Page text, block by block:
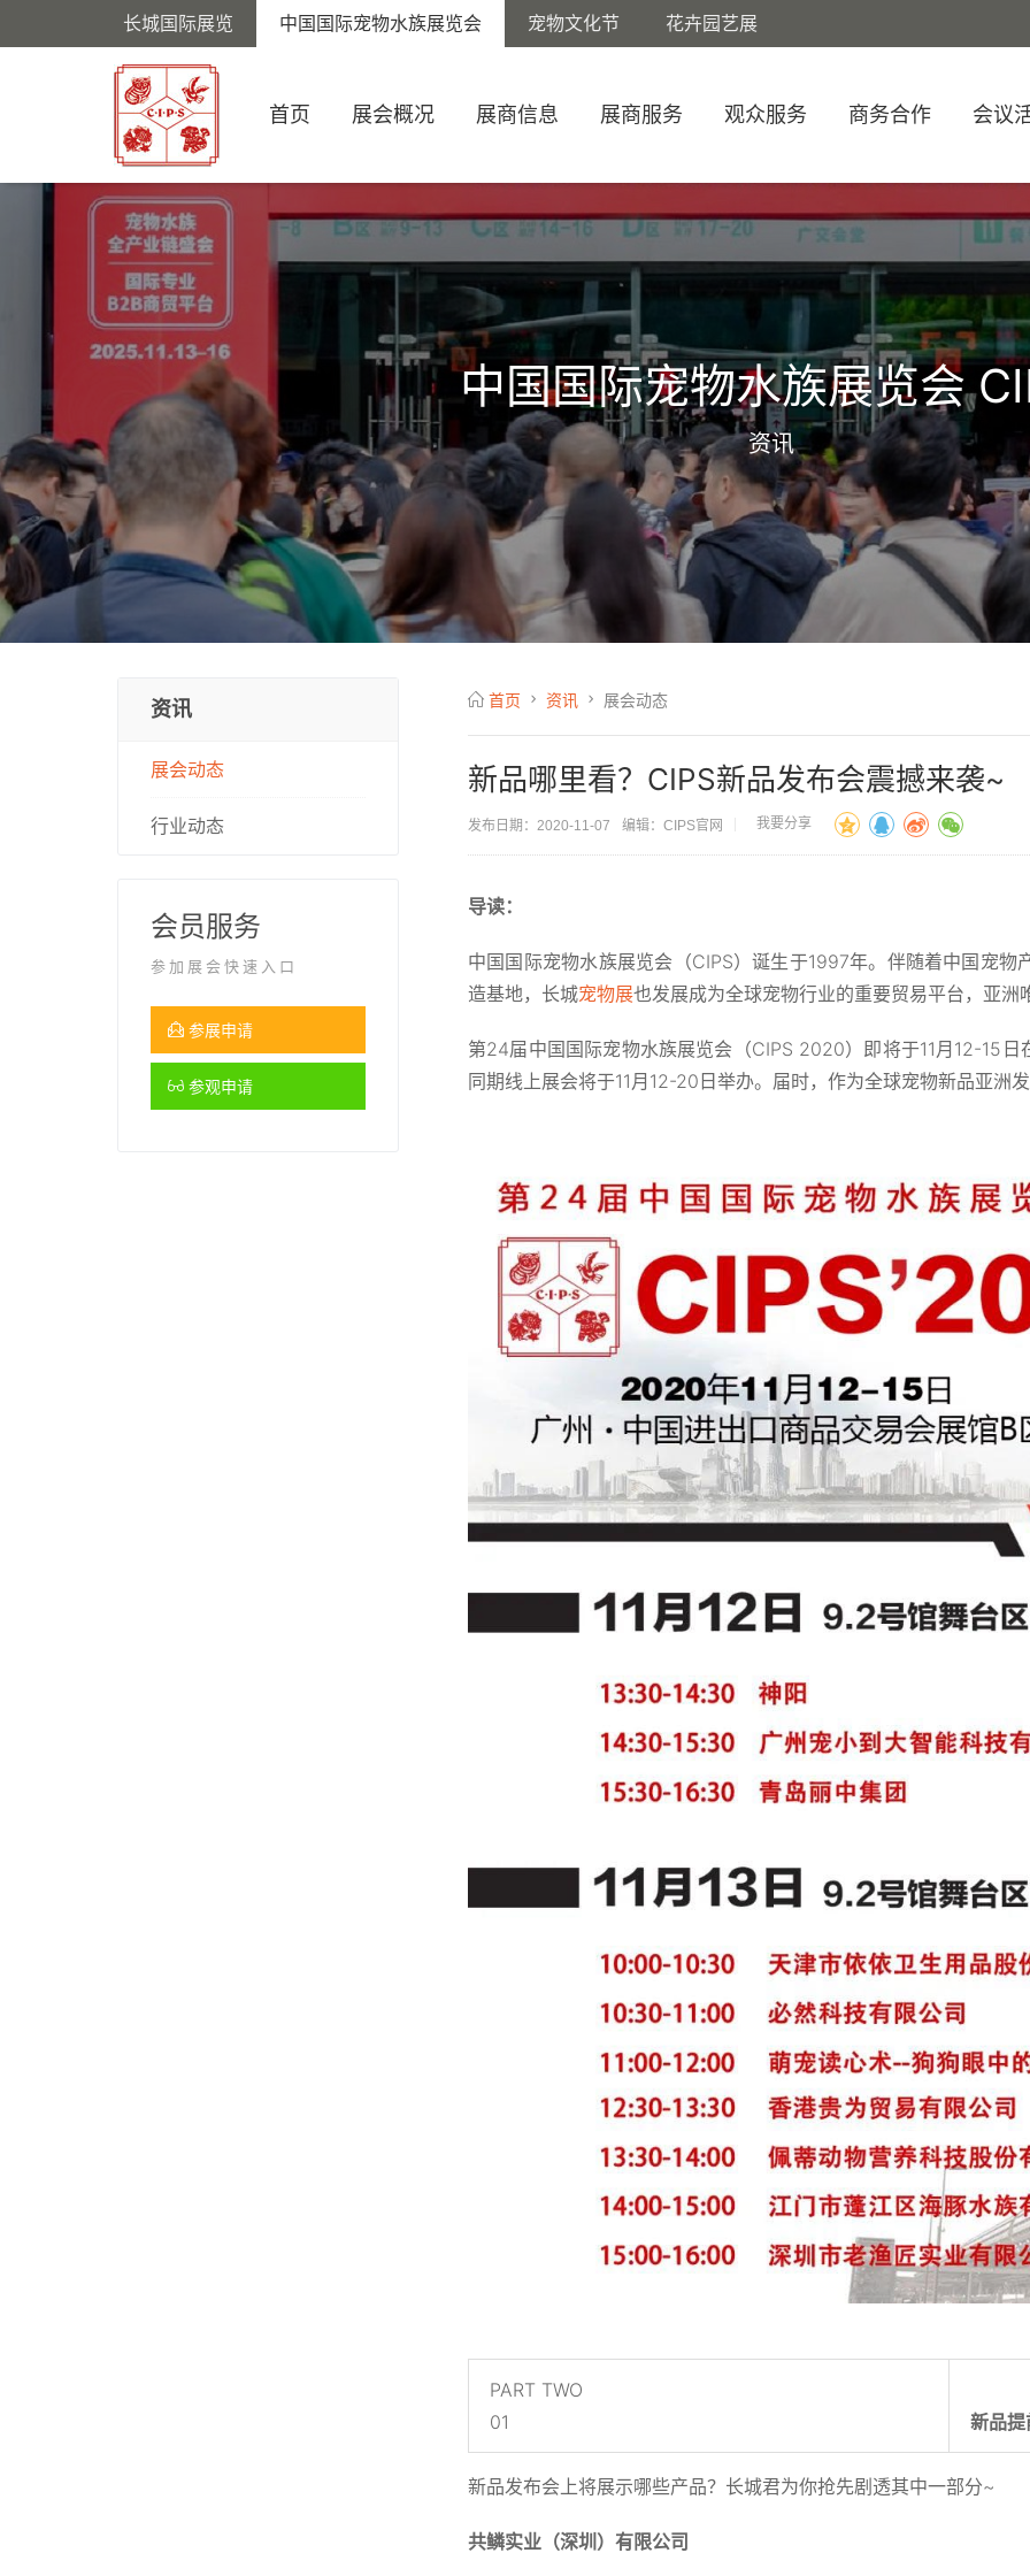
长城国际展览 中国国际宠物水族展览会 宠物文化节 花卉园艺展
首页 展会概况 展商信息 展商服务 观众服务 商务合作 会议
中国国际宠物水族展览会
资讯
首页 资讯 展会动态
新品哪里看？CIPS新品发布会震撼来袭~
发布日期：2020-11-07 编辑：CIPS官网 我要分享
导读：
中国国际宠物水族展览会（CIPS）诞生于1997年。伴随着中国宠
造基地，长城宠物展也发展成为全球宠物行业的重要贸易平台，亚洲
第24届中国国际宠物水族展览会（CIPS 2020）即将于11月12-15
同期线上展会将于11月12-20日举办。届时，作为全球宠物新品亚洲
PART TWO
01
新品提
新品发布会上将展示哪些产品？长城君为你抢先剧透其中一部分~
共鳞实业（深圳）有限公司
资讯
展会动态
行业动态
会员服务
参加展会快速入口
参展申请
参观申请